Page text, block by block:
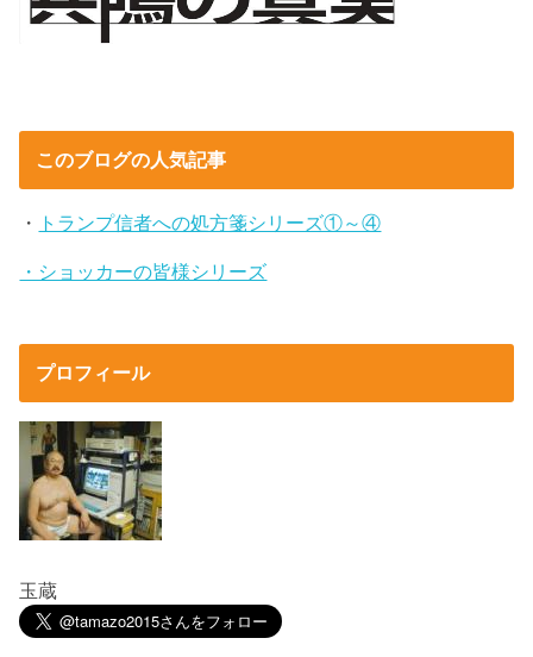
このブログの人気記事
・ トランプ信者への処方箋シリーズ①～④
・ショッカーの皆様シリーズ
プロフィール
玉蔵